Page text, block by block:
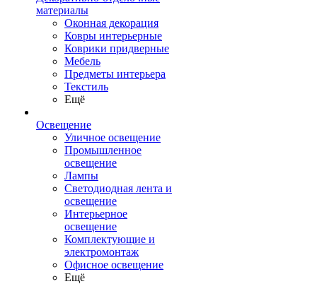
материалы
Оконная декорация
Ковры интерьерные
Коврики придверные
Мебель
Предметы интерьера
Текстиль
Ещё
Освещение
Уличное освещение
Промышленное
освещение
Лампы
Светодиодная лента и
освещение
Интерьерное
освещение
Комплектующие и
электромонтаж
Офисное освещение
Ещё